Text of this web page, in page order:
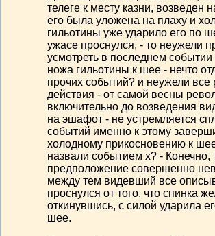
телеге к месту казни, возведен
его была уложена на плаху и
гильотины уже ударило его по
ужасе проснулся, - то неужели
усмотреть в последнем
ножа гильотины к шее - нечто
прочих событий? и неужели все
действия - от самой весны
включительно до возведения
на эшафот - не устремляется
событий именно к этому
холодному прикосновению к
назвали событием х? - Конечно,
предположение совершенно
между тем видевший все
проснулся от того, что спинка
откинувшись, с силой ударила
шее.